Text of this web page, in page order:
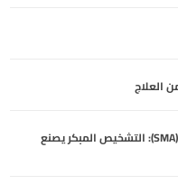
العلاج
آب.. شهر التوعية بضمور العضلات الشوكي (SMA): التشخيص المبكر يصنع